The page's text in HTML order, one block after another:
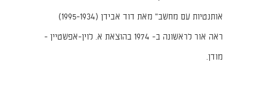
אותנטיות עם מחשב" מאת דוד אבידן (1995-1934)
ראה אור לראשונה ב- 1974 בהוצאת א. לוין-אפשטיין -
מודן.